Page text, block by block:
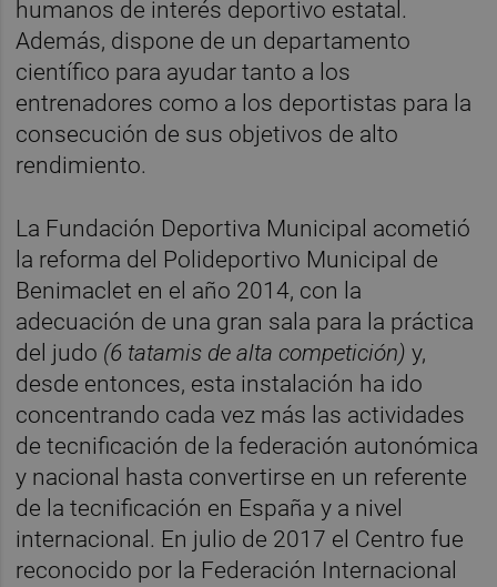
humanos de interés deportivo estatal.
Además, dispone de un departamento
científico para ayudar tanto a los
entrenadores como a los deportistas para la
consecución de sus objetivos de alto
rendimiento.
La Fundación Deportiva Municipal acometió
la reforma del Polideportivo Municipal de
Benimaclet en el año 2014, con la
adecuación de una gran sala para la práctica
del judo (6 tatamis de alta competición) y,
desde entonces, esta instalación ha ido
concentrando cada vez más las actividades
de tecnificación de la federación autonómica
y nacional hasta convertirse en un referente
de la tecnificación en España y a nivel
internacional. En julio de 2017 el Centro fue
reconocido por la Federación Internacional